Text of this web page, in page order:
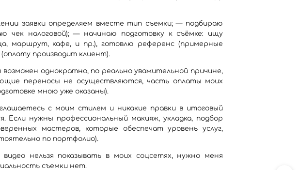
заявки определяем вместе тип съемки; — подбираю
чек налоговой); — начинаю подготовку к съёмке: ищу
маршрут, кафе, и пр.), готовлю референс (примерные
производит клиент).
однократно, по реально уважительной причине,
переносы не осуществляются, часть оплаты моих
мною уже оказаны).
с моим стилем и никакие правки в итоговый
нужны профессиональный макияж, укладка, подбор
мастеров, которые обеспечат уровень услуг,
по портфолио).
нельзя показывать в моих соцсетях, нужно меня
съемки нет.